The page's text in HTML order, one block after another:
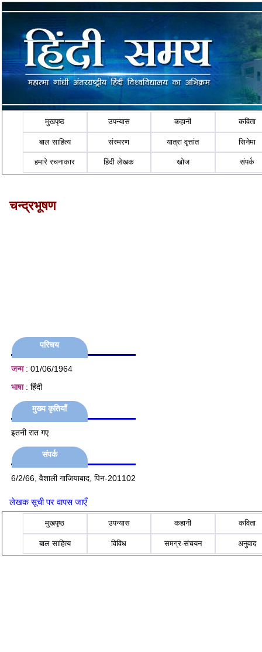
मुखपृष्ठ उपन्यास कहानी कविता
बाल साहित्य संस्मरण यात्रा वृत्तांत सिनेमा
हमारे रचनाकार हिंदी लेखक खोज संपर्क
चन्द्रभूषण
परिचय
जन्म: 01/06/1964
भाषा: हिंदी
मुख्य कृतियाँ
इतनी रात गए
संपर्क
6/2/66, वैशाली गाजियाबाद, पिन-201102
लेखक सूची पर वापस जाएँ
मुखपृष्ठ उपन्यास कहानी कविता
बाल साहित्य विविध समग्र-संचयन अनुवाद